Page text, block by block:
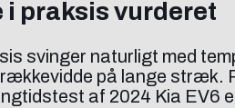
praksis vurderet
svinger naturligt med
på lange stræk.
af 2024 Kia EV6